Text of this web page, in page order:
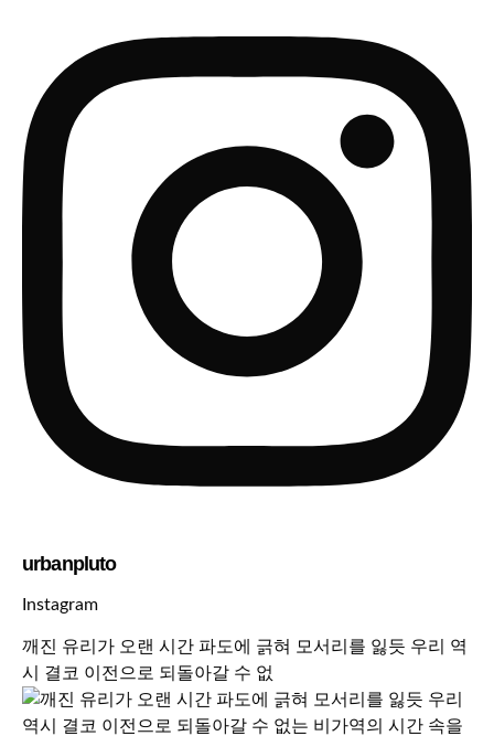
urbanpluto
Instagram
깨진 유리가 오랜 시간 파도에 긁혀 모서리를 잃듯 우리 역
시 결코 이전으로 되돌아갈 수 없